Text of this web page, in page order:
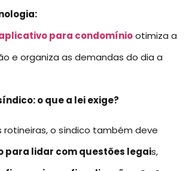
para condomíniootimiza a
e organiza as demandas do dia a
o que a lei exige?
o síndico também deve
para lidar com questões legais,